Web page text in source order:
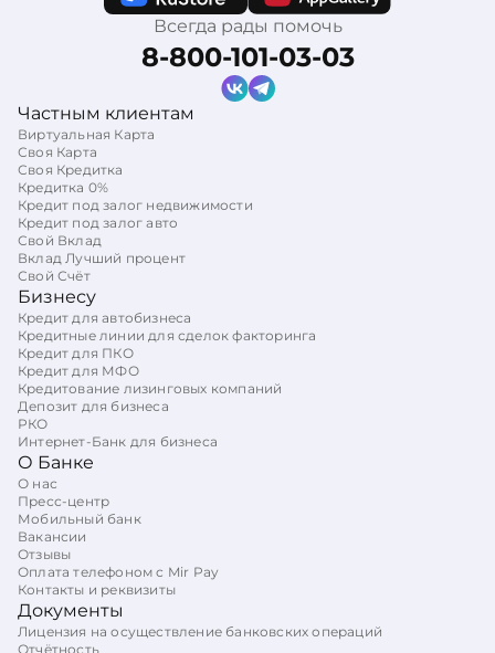
Частным клиентам
Виртуальная Карта
Своя Карта
Своя Кредитка
Кредитка 0%
Кредит под залог недвижимости
Кредит под залог авто
Свой Вклад
Вклад Лучший процент
Свой Счёт
Бизнесу
Кредит для автобизнеса
Кредитные линии для сделок факторинга
Кредит для ПКО
Кредит для МФО
Кредитование лизинговых компаний
Депозит для бизнеса
РКО
Интернет-Банк для бизнеса
О Банке
О нас
Пресс-центр
Мобильный банк
Вакансии
Отзывы
Оплата телефоном с Mir Pay
Контакты и реквизиты
Документы
Лицензия на осуществление банковских операций
Отчётность
Всегда рады помочь
8-800-101-03-03